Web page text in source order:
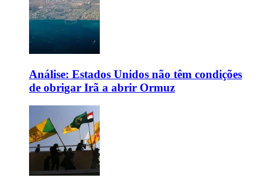
Análise: Estados Unidos não têm condições
de obrigar Irã a abrir Ormuz